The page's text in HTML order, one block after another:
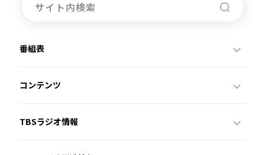
番組表
コンテンツ
TBSラジオ情報